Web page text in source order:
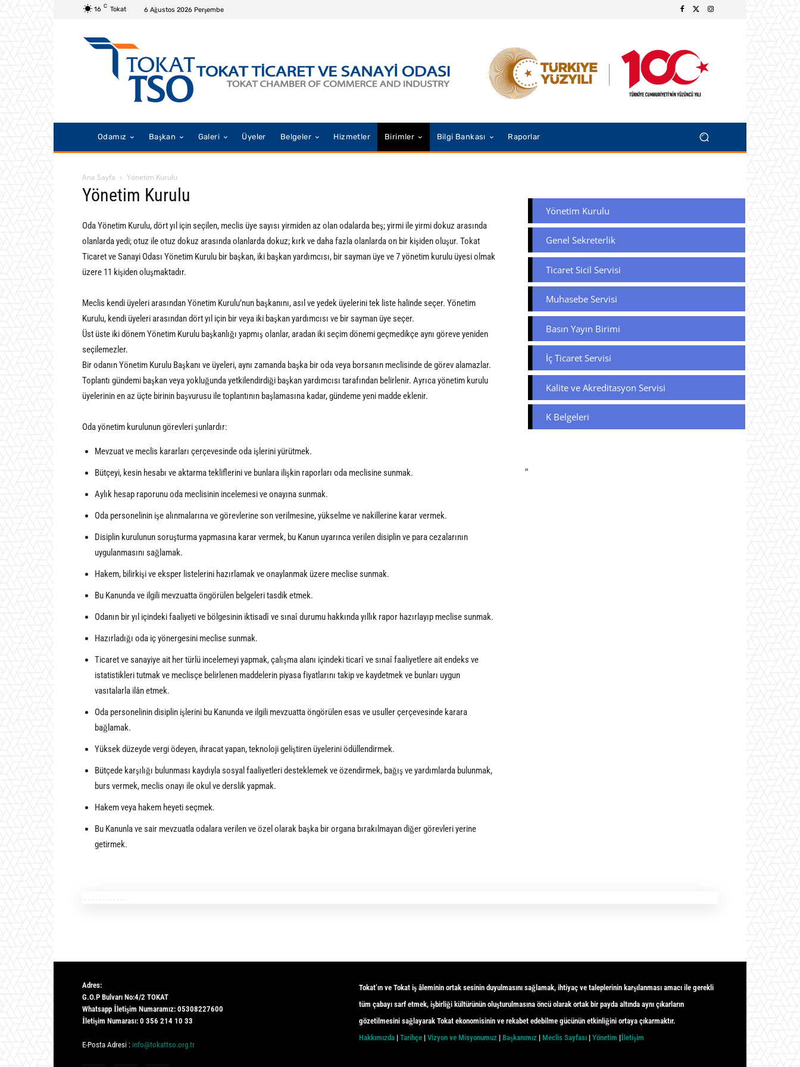
16 C Tokat 6 Ağustos 2026 Perşembe
Odamız Başkan Galeri Üyeler Belgeler Hizmetler Birimler Bilgi Bankası Raporlar
Ana Sayfa Yönetim Kurulu
Yönetim Kurulu
Oda Yönetim Kurulu, dört yıl için seçilen, meclis üye sayısı yirmiden az olan odalarda beş; yirmi ile yirmi dokuz arasında
olanlarda yedi; otuz ile otuz dokuz arasında olanlarda dokuz; kırk ve daha fazla olanlarda on bir kişiden oluşur. Tokat
Ticaret ve Sanayi Odası Yönetim Kurulu bir başkan, iki başkan yardımcısı, bir sayman üye ve 7 yönetim kurulu üyesi olmak
üzere 11 kişiden oluşmaktadır.
Meclis kendi üyeleri arasından Yönetim Kurulu’nun başkanını, asıl ve yedek üyelerini tek liste halinde seçer. Yönetim
Kurulu, kendi üyeleri arasından dört yıl için bir veya iki başkan yardımcısı ve bir sayman üye seçer.
Üst üste iki dönem Yönetim Kurulu başkanlığı yapmış olanlar, aradan iki seçim dönemi geçmedikçe aynı göreve yeniden
seçilemezler.
Bir odanın Yönetim Kurulu Başkanı ve üyeleri, aynı zamanda başka bir oda veya borsanın meclisinde de görev alamazlar.
Toplantı gündemi başkan veya yokluğunda yetkilendirdiği başkan yardımcısı tarafından belirlenir. Ayrıca yönetim kurulu
üyelerinin en az üçte birinin başvurusu ile toplantının başlamasına kadar, gündeme yeni madde eklenir.
Oda yönetim kurulunun görevleri şunlardır:
Mevzuat ve meclis kararları çerçevesinde oda işlerini yürütmek.
Bütçeyi, kesin hesabı ve aktarma tekliflerini ve bunlara ilişkin raporları oda meclisine sunmak.
Aylık hesap raporunu oda meclisinin incelemesi ve onayına sunmak.
Oda personelinin işe alınmalarına ve görevlerine son verilmesine, yükselme ve nakillerine karar vermek.
Disiplin kurulunun soruşturma yapmasına karar vermek, bu Kanun uyarınca verilen disiplin ve para cezalarının
uygulanmasını sağlamak.
Hakem, bilirkişi ve eksper listelerini hazırlamak ve onaylanmak üzere meclise sunmak.
Bu Kanunda ve ilgili mevzuatta öngörülen belgeleri tasdik etmek.
Odanın bir yıl içindeki faaliyeti ve bölgesinin iktisadî ve sınaî durumu hakkında yıllık rapor hazırlayıp meclise sunmak.
Hazırladığı oda iç yönergesini meclise sunmak.
Ticaret ve sanayiye ait her türlü incelemeyi yapmak, çalışma alanı içindeki ticarî ve sınaî faaliyetlere ait endeks ve
istatistikleri tutmak ve meclisçe belirlenen maddelerin piyasa fiyatlarını takip ve kaydetmek ve bunları uygun
vasıtalarla ilân etmek.
Oda personelinin disiplin işlerini bu Kanunda ve ilgili mevzuatta öngörülen esas ve usuller çerçevesinde karara
bağlamak.
Yüksek düzeyde vergi ödeyen, ihracat yapan, teknoloji geliştiren üyelerini ödüllendirmek.
Bütçede karşılığı bulunması kaydıyla sosyal faaliyetleri desteklemek ve özendirmek, bağış ve yardımlarda bulunmak,
burs vermek, meclis onayı ile okul ve derslik yapmak.
Hakem veya hakem heyeti seçmek.
Bu Kanunla ve sair mevzuatla odalara verilen ve özel olarak başka bir organa bırakılmayan diğer görevleri yerine
getirmek.
Yönetim Kurulu
Genel Sekreterlik
Ticaret Sicil Servisi
Muhasebe Servisi
Basın Yayın Birimi
İç Ticaret Servisi
Kalite ve Akreditasyon Servisi
K Belgeleri
"
Adres:
G.O.P Bulvarı No:4/2 TOKAT
Whatsapp İletişim Numaramız: 05308227600
İletişim Numarası: 0 356 214 10 33
E-Posta Adresi : info@tokattso.org.tr
Tokat’ın ve Tokat iş âleminin ortak sesinin duyulmasını sağlamak, ihtiyaç ve taleplerinin karşılanması amacı ile gerekli
tüm çabayı sarf etmek, işbirliği kültürünün oluşturulmasına öncü olarak ortak bir payda altında aynı çıkarların
gözetilmesini sağlayarak Tokat ekonomisinin ve rekabet edebilme gücünün etkinliğini ortaya çıkarmaktır.
Hakkımızda | Tarihçe | Vizyon ve Misyonumuz | Başkanımız | Meclis Sayfası | Yönetim |İletişim